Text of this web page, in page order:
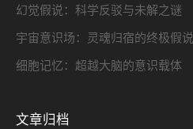
幻觉假说：科学反驳与未解之谜
宇宙意识场：灵魂归宿的终极假说
细胞记忆：超越大脑的意识载体
文章归档